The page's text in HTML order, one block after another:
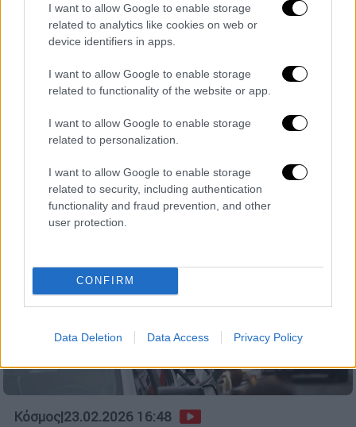
I want to allow Google to enable storage
related to analytics like cookies on web or
device identifiers in apps.
I want to allow Google to enable storage
related to functionality of the website or app.
I want to allow Google to enable storage
related to personalization.
I want to allow Google to enable storage
related to security, including authentication
functionality and fraud prevention, and other
user protection.
CONFIRM
Data Deletion Data Access Privacy Policy
Μεξικό: Η γυναίκα «κλειδί» πίσω από τη
δολοφονία του «El Mencho» - Το
διαβόητου βαρόνου των ναρκωτικών
σύλληψης
Κόσμος|23.02.2026 16:48